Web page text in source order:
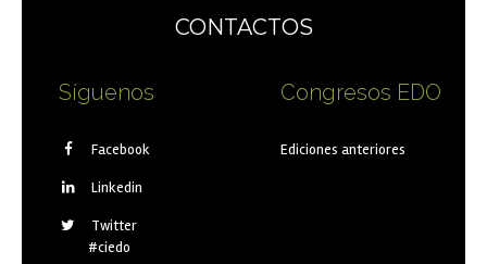
CONTACTOS
Síguenos
Facebook
Linkedin
Twitter
#ciedo
Congresos EDO
Ediciones anteriores